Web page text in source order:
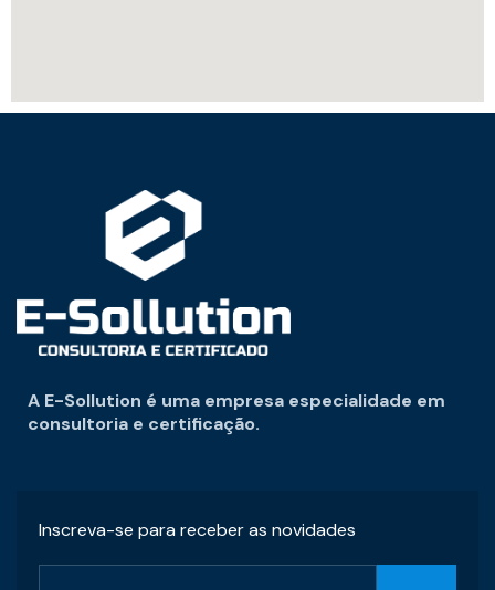
A E-Sollution é uma empresa especialidade em
consultoria e certificação.
Inscreva-se para receber as novidades